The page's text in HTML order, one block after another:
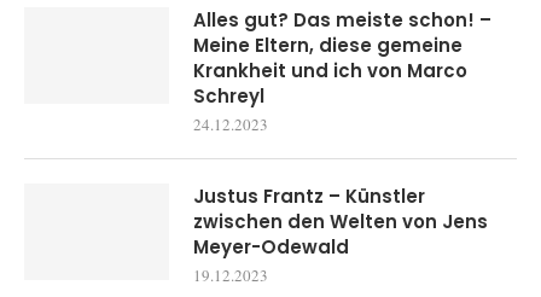
Alles gut? Das meiste schon! –
Meine Eltern, diese gemeine
Krankheit und ich von Marco
Schreyl
24.12.2023
Justus Frantz – Künstler
zwischen den Welten von Jens
Meyer-Odewald
19.12.2023